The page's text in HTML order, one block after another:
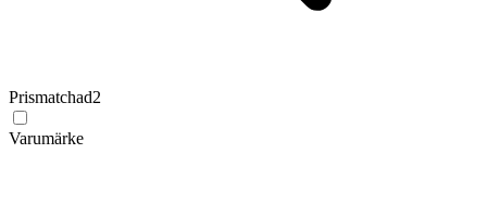
Prismatchad2
Varumärke